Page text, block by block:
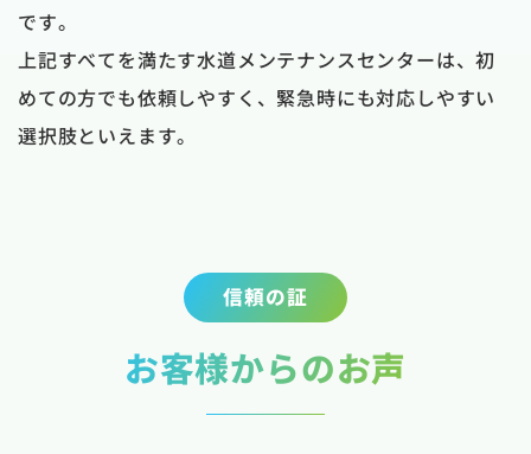
です。
上記すべてを満たす水道メンテナンスセンターは、初
めての方でも依頼しやすく、緊急時にも対応しやすい
選択肢といえます。
信頼の証
お客様からのお声